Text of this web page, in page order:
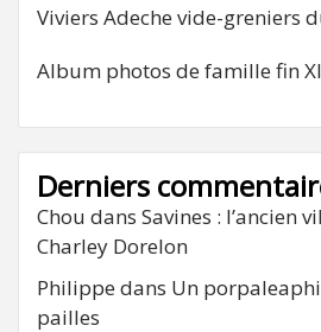
Viviers Adeche vide-greniers
Album photos de famille fin
Derniers
Chou dans Savines : l’ancien
Charley Dorelon
Philippe dans Un
pailles